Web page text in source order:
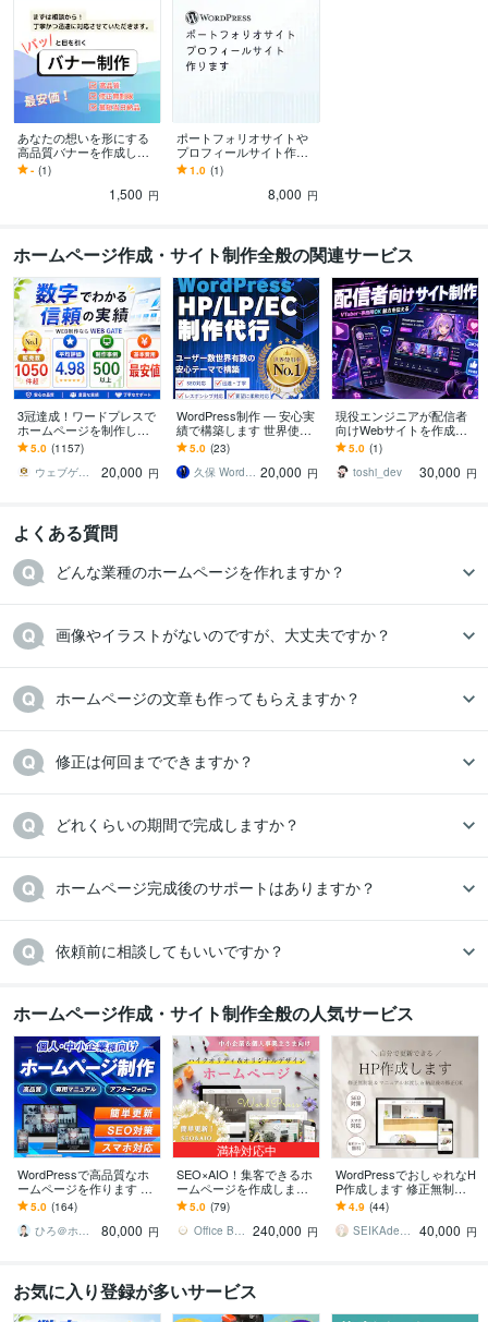
その他ツール
notion:5年
得意分野
Web制作・HP作成・EC構築
調・ガイド音源
あなたの想いを形にする
高品質バナーを作成しま
す オールジャンル対応で
高品質なデザインを迅速
- (1)
1,500 円
ポートフォリオサイトや
プロフィールサイト作り
ます 先着3名限定でお安く
あなただけの特別なホー
ムページ作ります。
1.0 (1)
8,000 円
ホームページ作成・サイト制作全般の関連サービス
3冠達成！ワードプレスで
ホームページを制作しま
す WEB制作＆デザイン部
門1位（販売数・評価数・
お気に入り数）
5.0 (1157)
ウェブゲート
20,000 円
WordPress制作 ― 安心実
績で構築します 世界使用
率No.1「DIVI」で信頼と
成果を両立するサイト
5.0 (23)
久保 WordPressカスタマイズ 20,000 円
現役エンジニアが配信者
向けWebサイトを作成し
ます 事務所・VTuber様O
K。魅力を伝えるサイトを
作ります
5.0 (1)
toshi_dev
30,000 円
よくある質問
どんな業種のホームページを作れますか？
画像やイラストがないのですが、大丈夫ですか？
ホームページの文章も作ってもらえますか？
修正は何回までできますか？
どれくらいの期間で完成しますか？
ホームページ完成後のサポートはありますか？
依頼前に相談してもいいですか？
ホームページ作成・サイト制作全般の人気サービス
WordPressで高品質なホ
ームページを作ります シ
ンプル/SEO/ホームペー
ジ/おしゃれ/スタイリッシ
ュ
5.0 (164)
ひろ＠ホームページ制作
80,000 円
満枠対応中
SEO×AIO！集客できるホ
ームページを作成します
★ 初心者歓迎！オリジナ
ルデザイン！簡単更新！
オシャレなＨＰ
5.0 (79)
Office Bouquetgarni 240,000 円
WordPressでおしゃれなH
P作成します 修正無制限
で納得のいくデザインに
仕上げます。
4.9 (44)
SEIKAdesign
40,000 円
お気に入り登録が多いサービス